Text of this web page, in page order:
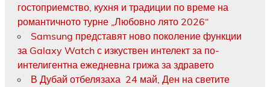
гостоприемство, кухня и традиции по време на
романтичното турне „Любовно лято 2026“
Samsung представят ново поколение функции
за Galaxy Watch с изкуствен интелект за по-
интелигентна ежедневна грижа за здравето
В Дубай отбелязаха 24 май, Ден на светите